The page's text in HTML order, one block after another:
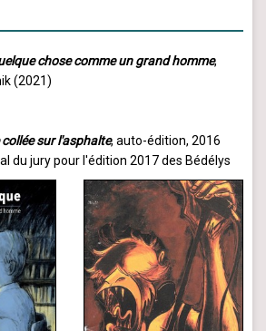
chose comme un grand homme,
(2021)
sur l'asphalte, auto-édition, 2016
du jury pour l'édition 2017 des Bédélys